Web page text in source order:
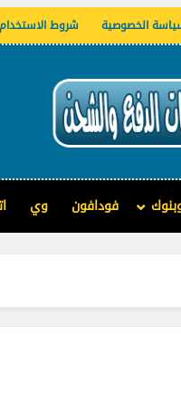
الخصوصية شروط الاستخدام
فودافون وي